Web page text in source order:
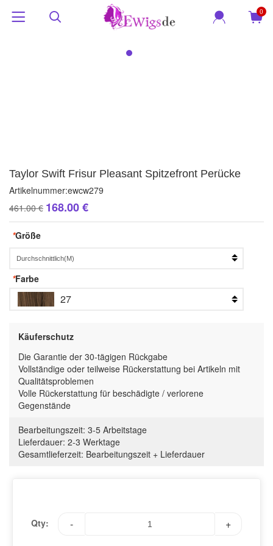
0
Taylor Swift Frisur Pleasant Spitzefront Perücke
Artikelnummer:ewcw279
461.00 € 168.00 €
*Größe
*Farbe
27
Käuferschutz
Die Garantie der 30-tägigen Rückgabe
Vollständige oder teilweise Rückerstattung bei Artikeln mit
Qualitätsproblemen
Volle Rückerstattung für beschädigte / verlorene
Gegenstände
Bearbeitungszeit: 3-5 Arbeitstage
Lieferdauer: 2-3 Werktage
Gesamtlieferzeit: Bearbeitungszeit + Lieferdauer
Qty: - +